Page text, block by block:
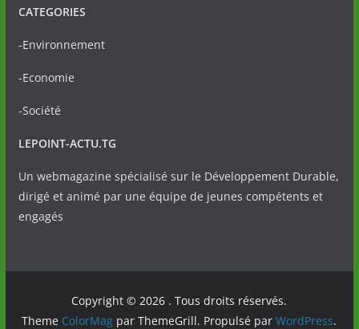
CATEGORIES
-Environnement
-Economie
-Société
LEPOINT-ACTU.TG
Un webmagazine spécialisé sur le Développement Durable,
dirigé et animé par une équipe de jeunes compétents et
engagés
Copyright © 2026 . Tous droits réservés.
Theme ColorMag par ThemeGrill. Propulsé parWordPress.